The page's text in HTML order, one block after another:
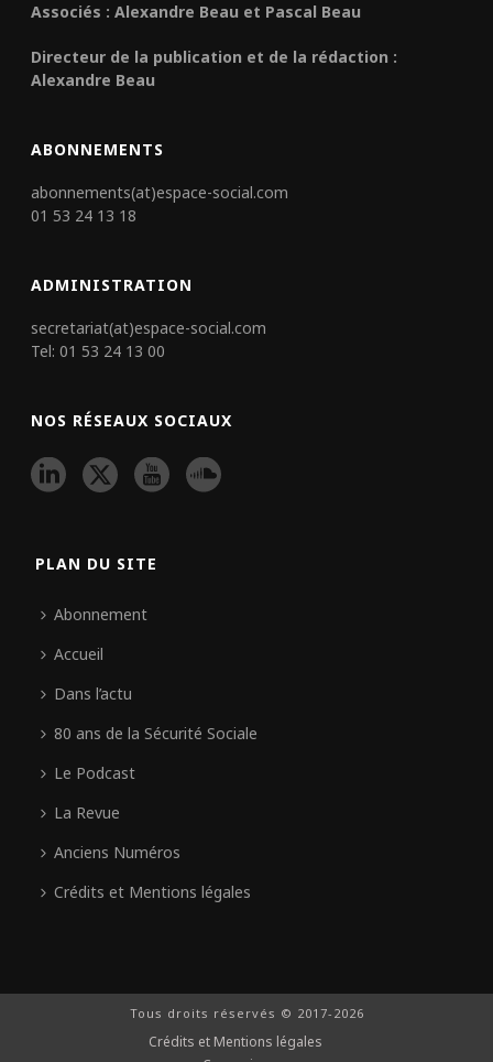
Associés : Alexandre Beau et Pascal Beau
Directeur de la publication et de la rédaction :
Alexandre Beau
ABONNEMENTS
abonnements(at)espace-social.com
01 53 24 13 18
ADMINISTRATION
secretariat(at)espace-social.com
Tel: 01 53 24 13 00
NOS RÉSEAUX SOCIAUX
PLAN DU SITE
Abonnement
Accueil
Dans l’actu
80 ans de la Sécurité Sociale
Le Podcast
La Revue
Anciens Numéros
Crédits et Mentions légales
Tous droits réservés © 2017-2026
Crédits et Mentions légales